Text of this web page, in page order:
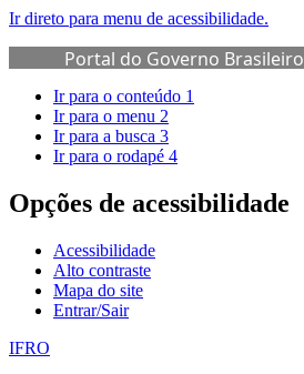
Ir direto para menu de acessibilidade.
Portal do Governo Brasileiro
Ir para o conteúdo 1
Ir para o menu 2
Ir para a busca 3
Ir para o rodapé 4
Opções de acessibilidade
Acessibilidade
Alto contraste
Mapa do site
Entrar/Sair
IFRO